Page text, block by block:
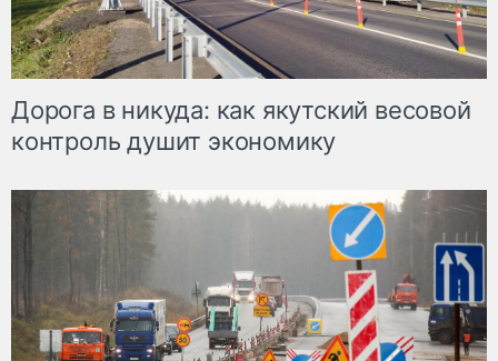
Дорога в никуда: как якутский весовой
контроль душит экономику